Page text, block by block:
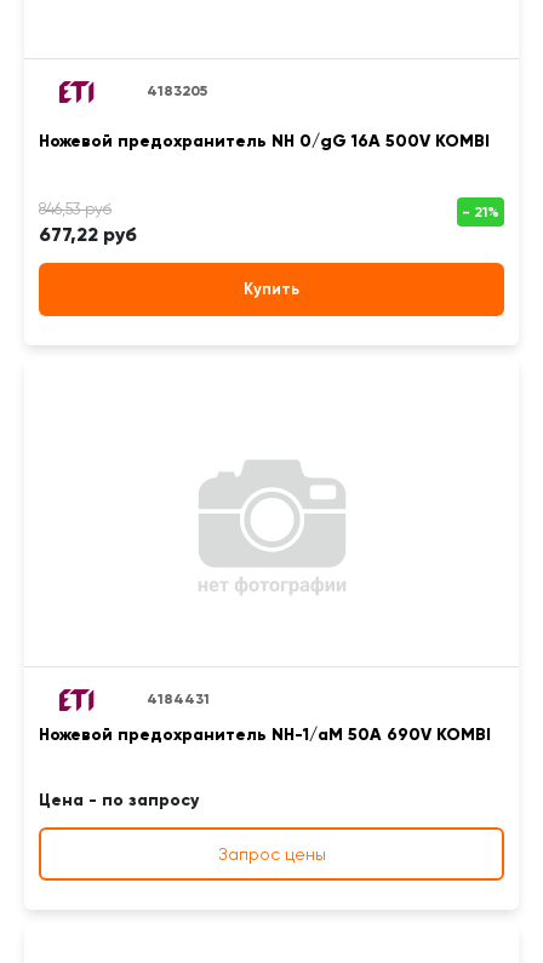
4183205
Ножевой предохранитель NH 0/gG 16A 500V KOMBI
677,22 руб
Купить
4184431
Ножевой предохранитель NH-1/aM 50A 690V KOMBI
Цена - по запросу
Запрос цены